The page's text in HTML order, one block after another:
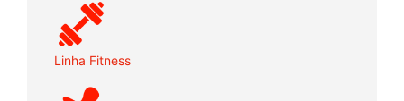
Linha Fitness